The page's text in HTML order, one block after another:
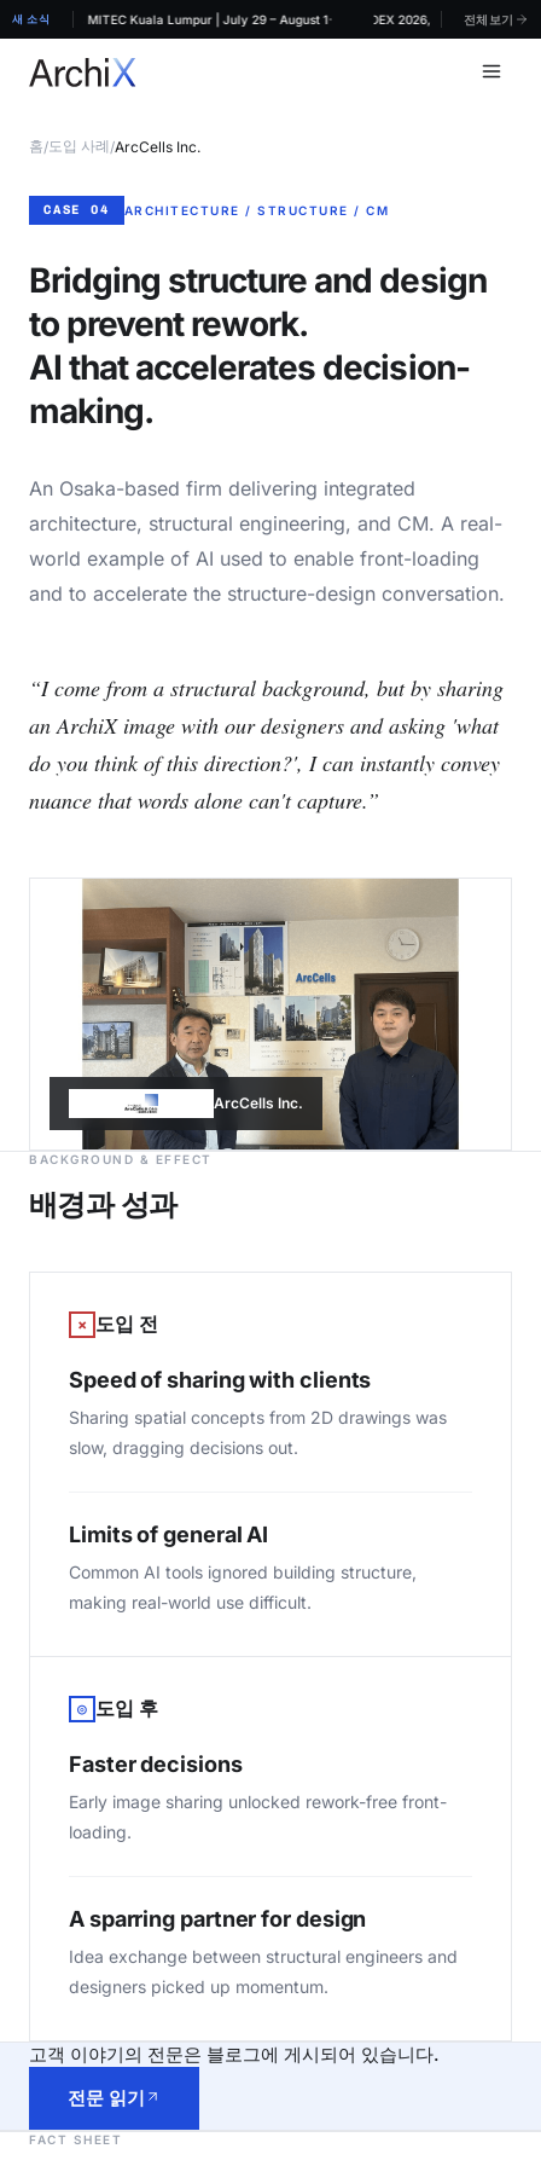
새 소식2026, MITEC Kuala Lumpur | July 29 – August 1·
ArchiX at ARCHIDEX 2026, MITEC Kuala
전체보기
홈/도입 사례/ArcCells Inc.
CASE 04 ARCHITECTURE / STRUCTURE / CM
Bridging structure and design
to prevent rework.
AI that accelerates decision-
making.
An Osaka-based firm delivering integrated
architecture, structural engineering, and CM. A real-
world example of AI used to enable front-loading
and to accelerate the structure-design conversation.
“I come from a structural background, but by sharing
an ArchiX image with our designers and asking 'what
do you think of this direction?', I can instantly convey
nuance that words alone can't capture.”
ArcCells Inc.
BACKGROUND & EFFECT
배경과 성과
× 도입 전
Speed of sharing with clients
Sharing spatial concepts from 2D drawings was
slow, dragging decisions out.
Limits of general AI
Common AI tools ignored building structure,
making real-world use difficult.
◎ 도입 후
Faster decisions
Early image sharing unlocked rework-free front-
loading.
A sparring partner for design
Idea exchange between structural engineers and
designers picked up momentum.
고객 이야기의 전문은 블로그에 게시되어 있습니다.
전문 읽기
FACT SHEET